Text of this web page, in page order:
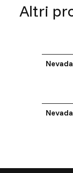
Altri
Nevada
Nevada